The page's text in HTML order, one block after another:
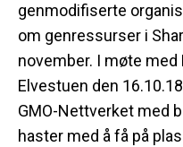
genmodifiserte
om genressurser i
november. I møte
Elvestuen den
GMO-Nettverket med
haster med å få på